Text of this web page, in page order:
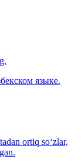
языке.
ortiq so‘zlar,